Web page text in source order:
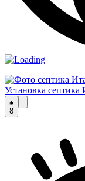
Установка
8